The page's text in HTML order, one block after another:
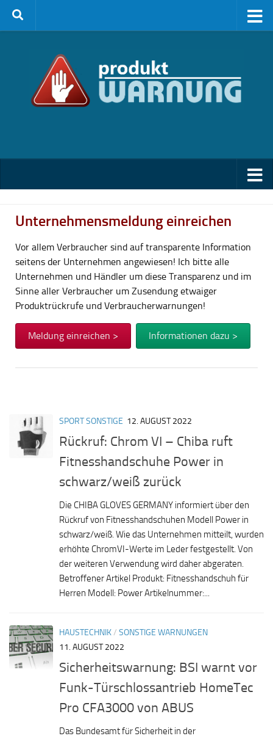
Zum Inhalt springen
Unternehmensmeldung einreichen
Vor allem Verbraucher sind auf transparente Information
seitens der Unternehmen angewiesen! Ich bitte alle
Unternehmen und Händler um diese Transparenz und im
Sinne aller Verbraucher um Zusendung etwaiger
Produktrückrufe und Verbraucherwarnungen!
Meldung einreichen > Informationen dazu >
SPORT SONSTIGE 12. AUGUST 2022
Rückruf: Chrom VI – Chiba ruft
Fitnesshandschuhe Power in
schwarz/weiß zurück
Die CHIBA GLOVES GERMANY informiert über den
Rückruf von Fitnesshandschuhen Modell Power in
schwarz/weiß. Wie das Unternehmen mitteilt, wurden
erhöhte ChromVI-Werte im Leder festgestellt. Von
der weiteren Verwendung wird daher abgeraten.
Betroffener Artikel Produkt: Fitnesshandschuh für
Herren Modell: Power Artikelnummer:...
HAUSTECHNIK/ SONSTIGE WARNUNGEN
11. AUGUST 2022
Sicherheitswarnung: BSI warnt vor
Funk-Türschlossantrieb HomeTec
Pro CFA3000 von ABUS
Das Bundesamt für Sicherheit in der